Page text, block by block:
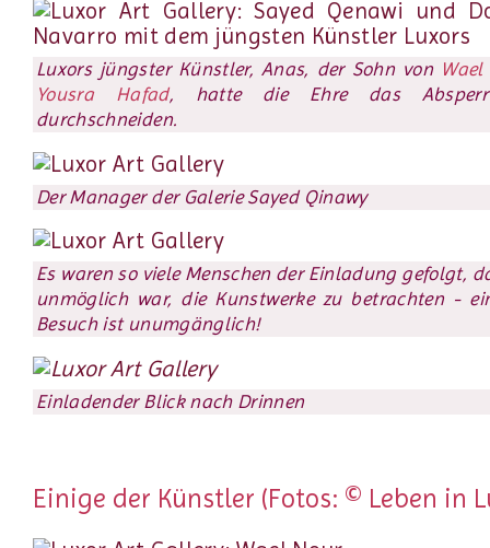
Luxors jüngster Künstler, Anas, der Sohn von
Yousra Hafad, hatte die Ehre das
durchschneiden.
Der Manager der GalerieSayed Qinawy
Es waren so viele Menschen der Einladung gefolgt,
unmöglich war, die Kunstwerke zu betrachten -
Besuch ist unumgänglich!
Einladender Blick nach Drinnen
Einige der Künstler (Fotos: © Leben in